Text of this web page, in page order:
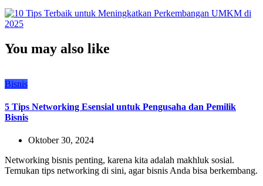
You may also like
Bisnis
5 Tips Networking Esensial untuk Pengusaha dan Pemilik
Bisnis
Oktober 30, 2024
Networking bisnis penting, karena kita adalah makhluk sosial.
Temukan tips networking di sini, agar bisnis Anda bisa berkembang.